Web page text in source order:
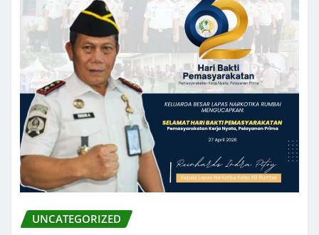
UNCATEGORIZED